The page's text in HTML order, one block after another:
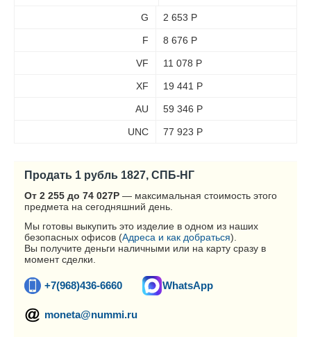
G 2 653 Р
F 8 676 Р
VF 11 078 Р
XF 19 441 Р
AU 59 346 Р
UNC 77 923 Р
Продать 1 рубль 1827, СПБ-НГ
От 2 255 до 74 027Р — максимальная стоимость этого
предмета на сегодняшний день.
Мы готовы выкупить это изделие в одном из наших
безопасных офисов (Адреса и как добраться).
Вы получите деньги наличными или на карту сразу в
момент сделки.
+7(968)436-6660 WhatsApp
moneta@nummi.ru